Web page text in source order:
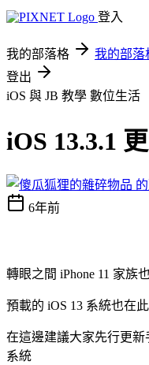
登入
我的部落格 我的部落
登出
iOS 與 JB 教學 數位生活
iOS 13.3.1
6年前
轉眼之間 iPhone 11 家族
預載的 iOS 13 系統也在
在這邊建議大家先行更新
系統